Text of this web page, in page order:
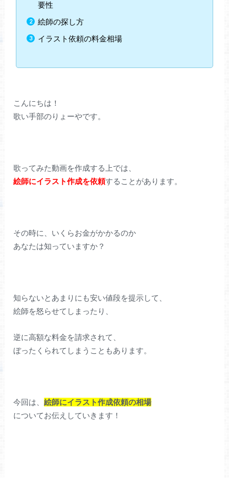
要性
絵師の探し方
イラスト依頼の料金相場
こんにちは！
歌い手部のりょーやです。
歌ってみた動画を作成する上では、
絵師にイラスト作成を依頼することがあります。
その時に、いくらお金がかかるのか
あなたは知っていますか？
知らないとあまりにも安い値段を提示して、
絵師を怒らせてしまったり、
逆に高額な料金を請求されて、
ぼったくられてしまうこともあります。
今回は、絵師にイラスト作成依頼の相場
についてお伝えしていきます！